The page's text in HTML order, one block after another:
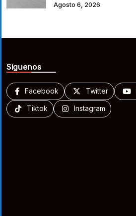
Agosto 6, 2026
Síguenos
Facebook Twitter
Tiktok Instagram